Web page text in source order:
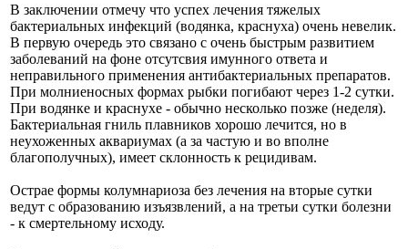
В заключении отмечу что успех лечения тяжелых
бактериальных инфекций (водянка, краснуха) очень невелик.
В первую очередь это связано с очень быстрым развитием
заболеваний на фоне отсутсвия имунного ответа и
неправильного применения антибактериальных препаратов.
При молниеносных формах рыбки погибают через 1-2 сутки.
При водянке и краснухе - обычно несколько позже (неделя).
Бактериальная гниль плавников хорошо лечится, но в
неухоженных аквариумах (а за частую и во вполне
благополучных), имеет склонность к рецидивам.
Острае формы колумнариоза без лечения на вторые сутки
ведут с образованию изъязвлений, а на третьи сутки болезни
- к смертельному исходу.